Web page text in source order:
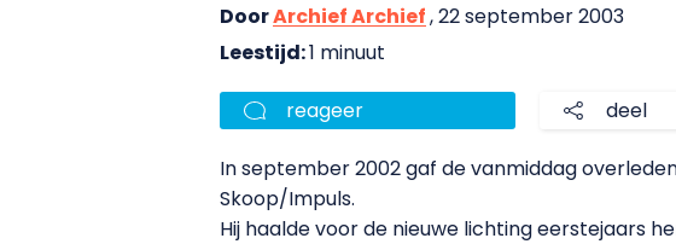
DoorArchief Archief, 22 september 2003
Leestijd:1 minuut
reageer deel
In september 2002 gaf de vanmiddag
Skoop/Impuls.
Hij haalde voor de nieuwe lichting eerstejaars